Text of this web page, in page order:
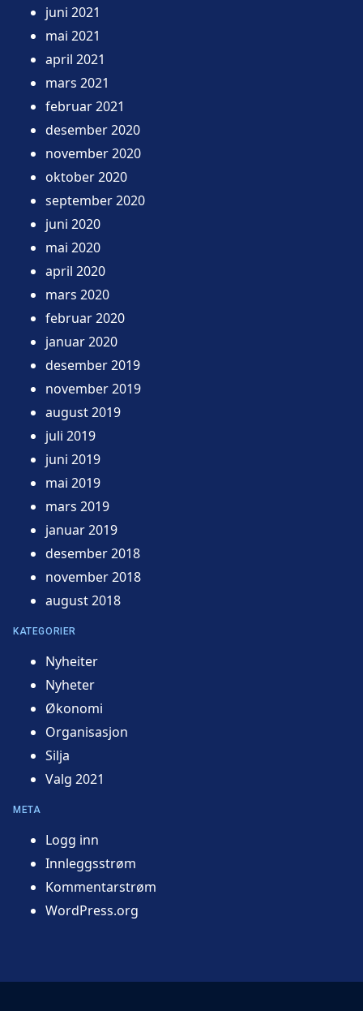
juni 2021
mai 2021
april 2021
mars 2021
februar 2021
desember 2020
november 2020
oktober 2020
september 2020
juni 2020
mai 2020
april 2020
mars 2020
februar 2020
januar 2020
desember 2019
november 2019
august 2019
juli 2019
juni 2019
mai 2019
mars 2019
januar 2019
desember 2018
november 2018
august 2018
KATEGORIER
Nyheiter
Nyheter
Økonomi
Organisasjon
Silja
Valg 2021
META
Logg inn
Innleggsstrøm
Kommentarstrøm
WordPress.org